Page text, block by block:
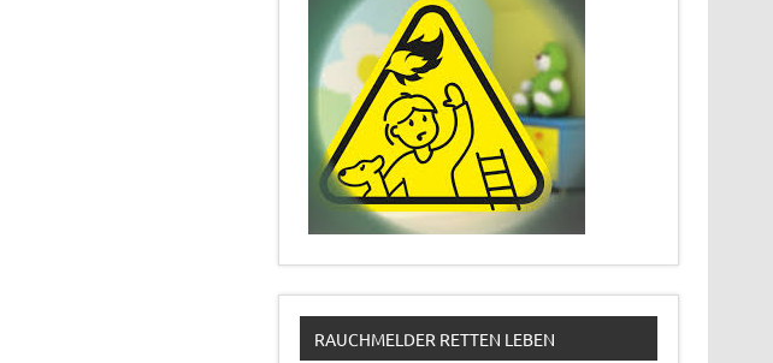
RAUCHMELDER RETTEN LEBEN